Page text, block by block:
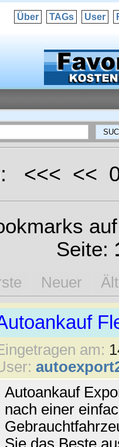
Über TAGs User
<<< <<
Seite:
Neuer
am:
Autoankauf
nach einer